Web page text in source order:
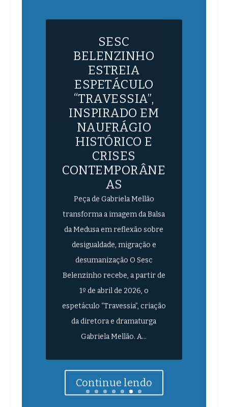
SESC
BELENZINHO
ESTREIA
ESPETÁCULO
“TRAVESSIA”,
INSPIRADO EM
NAUFRÁGIO
HISTÓRICO E
CRISES
CONTEMPORÂNE
AS
Peça de Gabriela Mellão
transforma a imagem da Balsa
da Medusa em reflexão sobre
desigualdade, migração e
desumanização O Sesc
Belenzinho recebe, a partir de
1º de abril de 2026, o
espetáculo “Travessia”, criação
da diretora e dramaturga
Gabriela Mellão. A...
Continue lendo